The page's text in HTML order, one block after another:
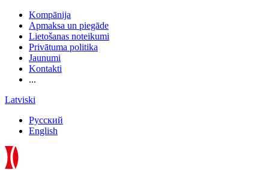
Kompānija
Apmaksa un piegāde
Lietošanas noteikumi
Privātuma politika
Jaunumi
Kontakti
...
Latviski
Русский
English